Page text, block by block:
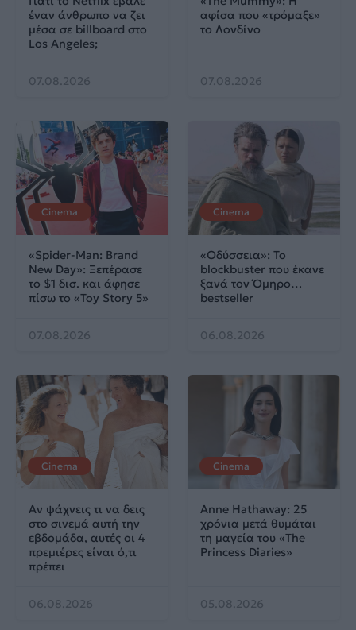
έναν άνθρωπο να ζει
μέσα σε billboard στο
Los Angeles;
07.08.2026
αφίσα που «τρόμαξε»
το Λονδίνο
07.08.2026
Cinema
«Spider-Man: Brand
New Day»: Ξεπέρασε
το $1 δισ. και άφησε
πίσω το «Toy Story 5»
07.08.2026
Cinema
«Οδύσσεια»: Το
blockbuster που έκανε
ξανά τον Όμηρο…
bestseller
06.08.2026
Cinema
Αν ψάχνεις τι να δεις
στο σινεμά αυτή την
εβδομάδα, αυτές οι 4
πρεμιέρες είναι ό,τι
πρέπει
06.08.2026
Cinema
Anne Hathaway: 25
χρόνια μετά θυμάται
τη μαγεία του «The
Princess Diaries»
05.08.2026